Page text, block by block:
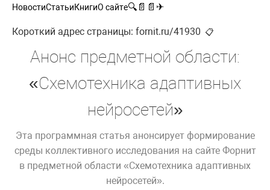
НовостиСтатьиКнигиО сайте🔍 📄 📄 ✈
Короткий адрес страницы: fornit.ru/41930 📋
Анонс предметной области:
«Схемотехника адаптивных
нейросетей»
Эта программная статья анонсирует формирование
среды коллективного исследования на сайте Форнит
в предметной области «Схемотехника адаптивных
нейросетей».